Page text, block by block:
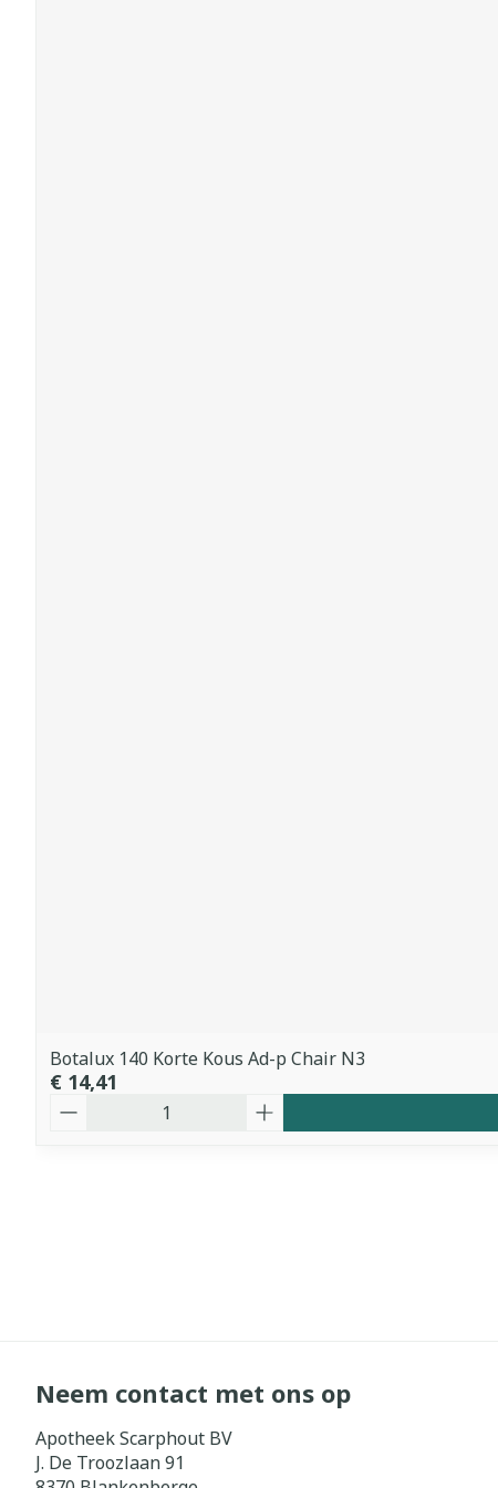
Botalux 140 Korte Kous Ad-p Chair N3
€ 14,41
Neem contact met ons op
Apotheek Scarphout BV
J. De Troozlaan 91